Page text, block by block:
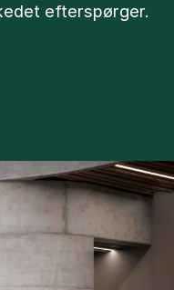
efterspørger.